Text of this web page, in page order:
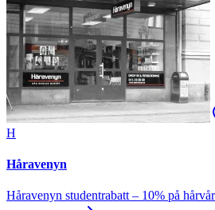
H
Håravenyn
Håravenyn studentrabatt – 10% på